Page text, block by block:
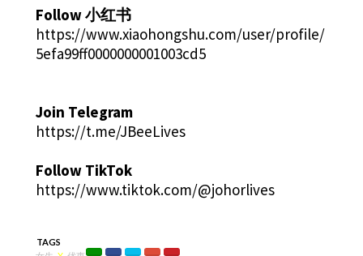
Follow 小红书
https://www.xiaohongshu.com/user/profile/
5efa99ff0000000001003cd5
Join Telegram
https://t.me/JBeeLives
Follow TikTok
https://www.tiktok.com/@johorlives
TAGS